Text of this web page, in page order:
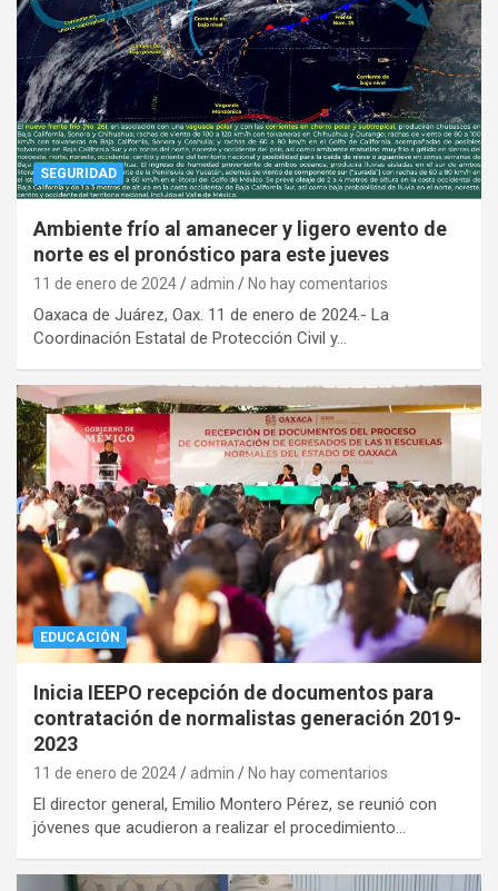
SEGURIDAD
Ambiente frío al amanecer y ligero evento de
norte es el pronóstico para este jueves
11 de enero de 2024 admin No hay comentarios
Oaxaca de Juárez, Oax. 11 de enero de 2024.- La
Coordinación Estatal de Protección Civil y…
EDUCACIÓN
Inicia IEEPO recepción de documentos para
contratación de normalistas generación 2019-
2023
11 de enero de 2024 admin No hay comentarios
El director general, Emilio Montero Pérez, se reunió con
jóvenes que acudieron a realizar el procedimiento…